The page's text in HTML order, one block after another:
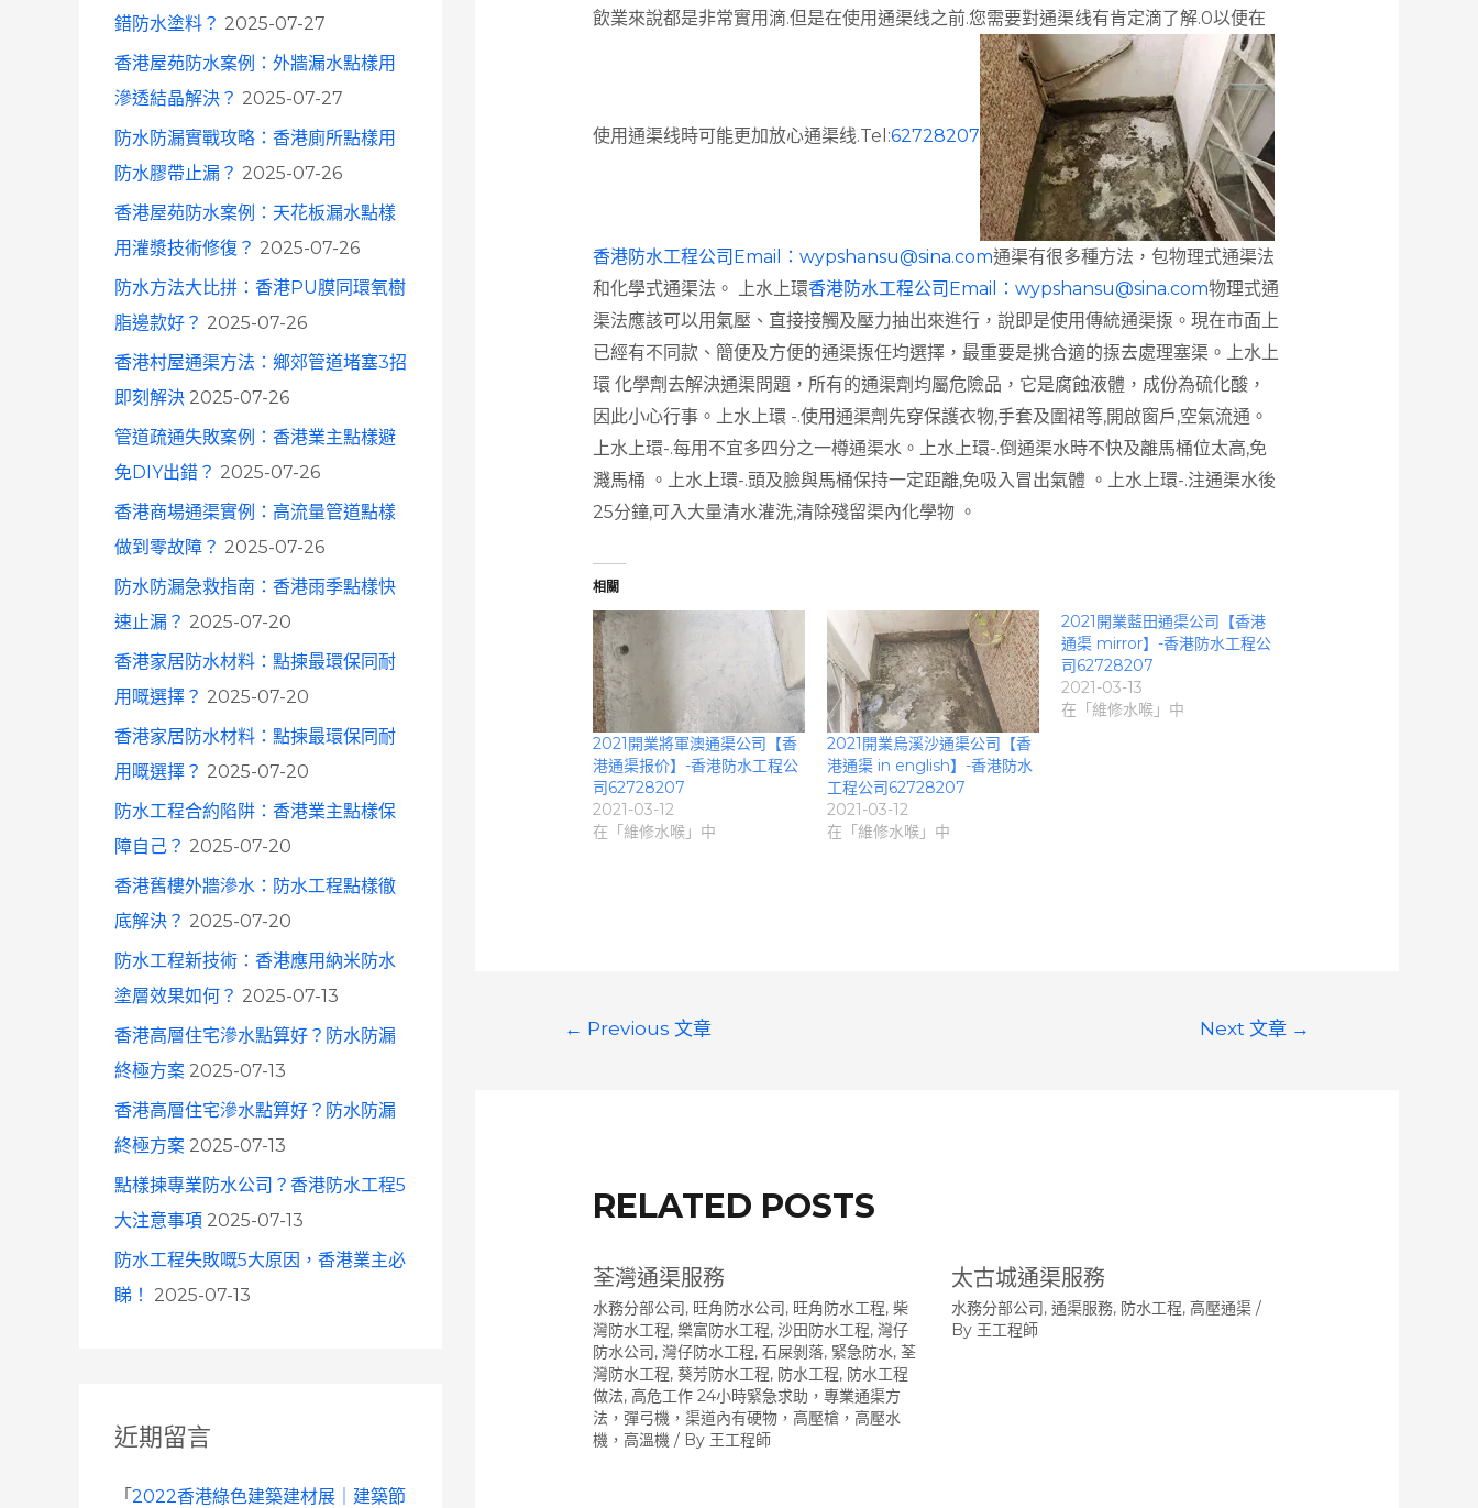
錯防水塗料？ 2025-07-27
香港屋苑防水案例：外牆漏水點樣用
滲透結晶解決？ 2025-07-27
防水防漏實戰攻略：香港廁所點樣用
防水膠帶止漏？ 2025-07-26
香港屋苑防水案例：天花板漏水點樣
用灌漿技術修復？ 2025-07-26
防水方法大比拼：香港PU膜同環氧樹
脂邊款好？ 2025-07-26
香港村屋通渠方法：鄉郊管道堵塞3招
即刻解決 2025-07-26
管道疏通失敗案例：香港業主點樣避
免DIY出錯？ 2025-07-26
香港商場通渠實例：高流量管道點樣
做到零故障？ 2025-07-26
防水防漏急救指南：香港雨季點樣快
速止漏？ 2025-07-20
香港家居防水材料：點揀最環保同耐
用嘅選擇？ 2025-07-20
香港家居防水材料：點揀最環保同耐
用嘅選擇？ 2025-07-20
防水工程合約陷阱：香港業主點樣保
障自己？ 2025-07-20
香港舊樓外牆滲水：防水工程點樣徹
底解決？ 2025-07-20
防水工程新技術：香港應用納米防水
塗層效果如何？ 2025-07-13
香港高層住宅滲水點算好？防水防漏
終極方案 2025-07-13
香港高層住宅滲水點算好？防水防漏
終極方案 2025-07-13
點樣揀專業防水公司？香港防水工程5
大注意事項 2025-07-13
防水工程失敗嘅5大原因，香港業主必
睇！
2025-07-13
近期留言
「 2022香港綠色建築建材展｜建築節
飲業來說都是非常實用滴.但是在使用通渠线之前.您需要對通渠线有肯定滴了解.0以便在
使用通渠线時可能更加放心通渠线.Tel:62728207
香港防水工程公司Email： wypshansu@sina.com通渠有很多種方法，包物理式通渠法
和化學式通渠法。 上水上環香港防水工程公司Email： wypshansu@sina.com物理式通
渠法應該可以用氣壓、直接接觸及壓力抽出來進行，說即是使用傳統通渠揼。現在市面上
已經有不同款、簡便及方便的通渠揼任均選擇，最重要是挑合適的揼去處理塞渠。上水上
環 化學劑去解決通渠問題，所有的通渠劑均屬危險品，它是腐蝕液體，成份為硫化酸，
因此小心行事。上水上環 -.使用通渠劑先穿保護衣物,手套及圍裙等,開啟窗戶,空氣流通。
上水上環-.每用不宜多四分之一樽通渠水。上水上環-.倒通渠水時不快及離馬桶位太高,免
濺馬桶 。上水上環-.頭及臉與馬桶保持一定距離,免吸入冒出氣體 。上水上環-.注通渠水後
25分鐘,可入大量清水灌洗,清除殘留渠內化學物 。
相關
2021開業將軍澳通渠公司【香
港通渠报价】-香港防水工程公
司62728207
2021-03-12
在「維修水喉」中
2021開業烏溪沙通渠公司【香
港通渠 in english】-香港防水
工程公司62728207
2021-03-12
在「維修水喉」中
2021開業藍田通渠公司【香港
通渠 mirror】-香港防水工程公
司62728207
2021-03-13
在「維修水喉」中
← Previous 文章 Next 文章 →
RELATED POSTS
荃灣通渠服務
水務分部公司, 旺角防水公司, 旺角防水工程, 柴
灣防水工程, 樂富防水工程, 沙田防水工程, 灣仔
防水公司, 灣仔防水工程, 石屎剝落, 緊急防水, 荃
灣防水工程, 葵芳防水工程, 防水工程, 防水工程
做法, 高危工作 24小時緊急求助，專業通渠方
法，彈弓機，渠道內有硬物，高壓槍，高壓水
機，高溫機/ By 王工程師
太古城通渠服務
水務分部公司, 通渠服務, 防水工程, 高壓通渠/
By 王工程師